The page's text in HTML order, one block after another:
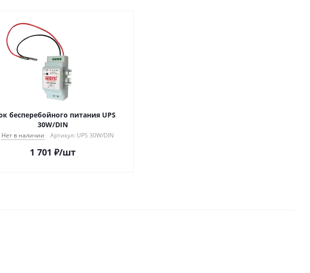
бесперебойного питания UPS
30W/DIN
Нет в наличии Артикул: UPS 30W/DIN
1 701 ₽/шт